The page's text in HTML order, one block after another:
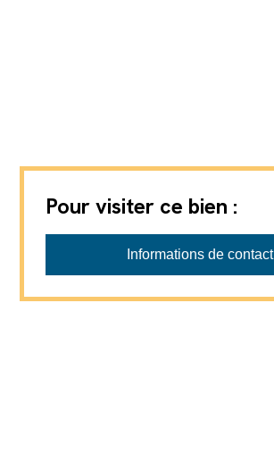
Pour visiter ce bien :
Informations de contact